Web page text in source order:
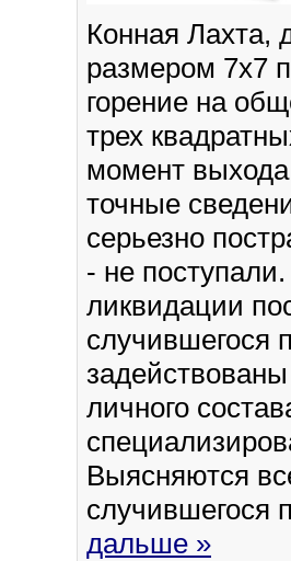
Конная Лахта,
размером 7х7
горение на
трех
момент
точные
серьезно
- не
ликвидации
случившегося
личного
Выясняются
случившегося
дальше »